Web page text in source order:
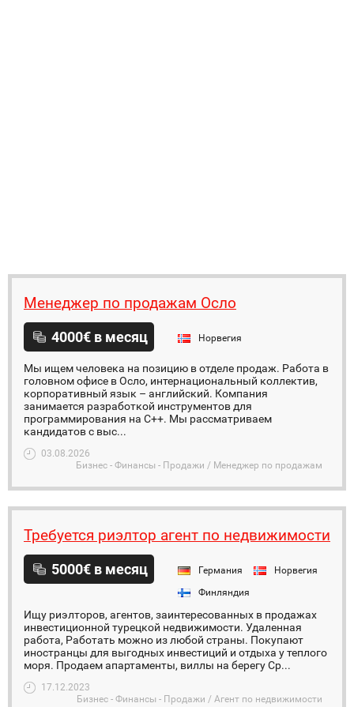
Менеджер по продажам Осло
4000€ в месяц Норвегия
Мы ищем человека на позицию в отделе продаж. Работа в
головном офисе в Осло, интернациональный коллектив,
корпоративный язык – английский. Компания
занимается разработкой инструментов для
программирования на С++. Мы рассматриваем
кандидатов с выс...
03.08.2026
Бизнес - Финансы - Продажи / Менеджер по продажам
Требуется риэлтор агент по недвижимости
5000€ в месяц Германия
Норвегия
Финляндия
Ищу риэлторов, агентов, заинтересованных в продажах
инвестиционной турецкой недвижимости. Удаленная
работа, Работать можно из любой страны. Покупают
иностранцы для выгодных инвестиций и отдыха у теплого
моря. Продаем апартаменты, виллы на берегу Ср...
17.12.2023
Бизнес - Финансы - Продажи / Агент по недвижимости